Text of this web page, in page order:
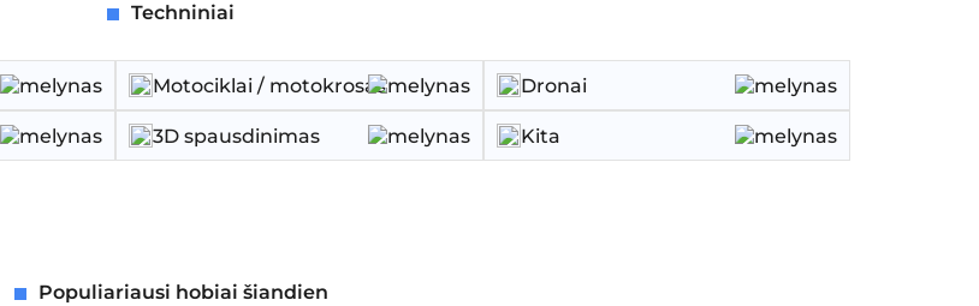
Techniniai
Motociklai / motokrosas Dronai
3D spausdinimas Kita
Populiariausi hobiai šiandien